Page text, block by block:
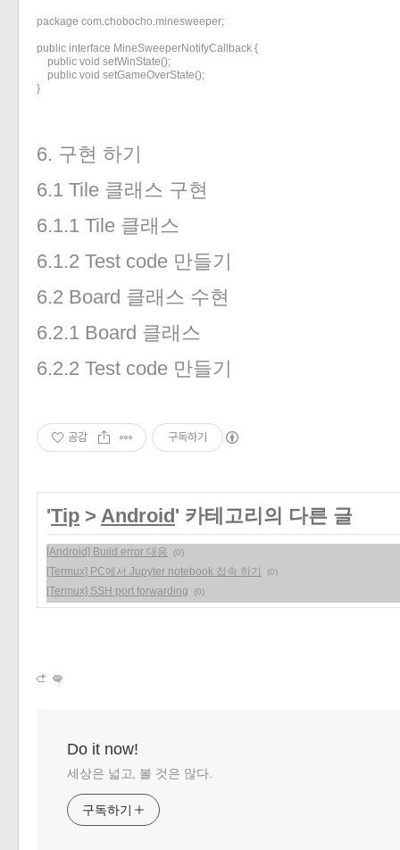
package com.chobocho.minesweeper;
public interface MineSweeperNotifyCallback {
    public void setWinState();
    public void setGameOverState();
}
6. 구현 하기
6.1 Tile 클래스 구현
6.1.1 Tile 클래스
6.1.2 Test code 만들기
6.2 Board 클래스 수현
6.2.1 Board 클래스
6.2.2 Test code 만들기
공감 구독하기
'Tip > Android' 카테고리의 다른 글
[Android] Build error 대응 (0)
[Termux] PC에서 Jupyter notebook 접속 하기 (0)
[Termux] SSH port forwarding (0)
Do it now!
세상은 넓고, 볼 것은 많다.
구독하기